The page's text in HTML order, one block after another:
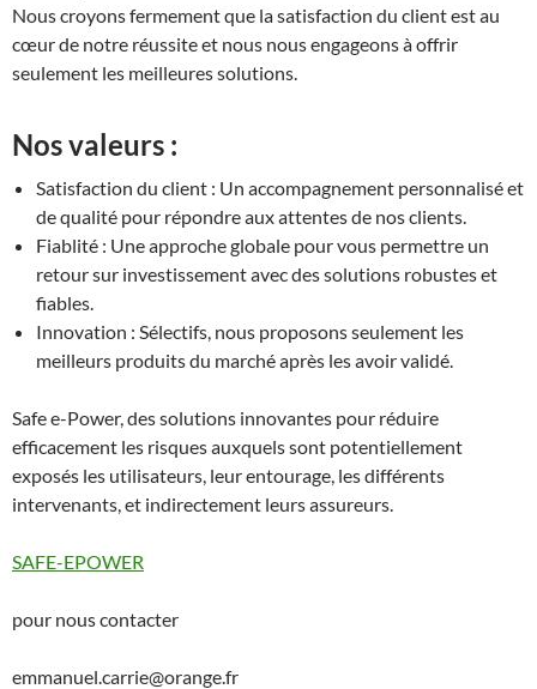
Nous croyons fermement que la satisfaction du client est au
cœur de notre réussite et nous nous engageons à offrir
seulement les meilleures solutions.
Nos valeurs :
Satisfaction du client : Un accompagnement personnalisé et
de qualité pour répondre aux attentes de nos clients.
Fiablité : Une approche globale pour vous permettre un
retour sur investissement avec des solutions robustes et
fiables.
Innovation : Sélectifs, nous proposons seulement les
meilleurs produits du marché après les avoir validé.
Safe e-Power, des solutions innovantes pour réduire
efficacement les risques auxquels sont potentiellement
exposés les utilisateurs, leur entourage, les différents
intervenants, et indirectement leurs assureurs.
SAFE-EPOWER
pour nous contacter
emmanuel.carrie@orange.fr